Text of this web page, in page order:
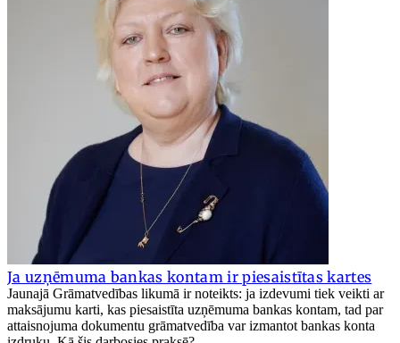
Ja uzņēmuma bankas kontam ir piesaistītas kartes
Jaunajā Grāmatvedības likumā ir noteikts: ja izdevumi tiek veikti ar
maksājumu karti, kas piesaistīta uzņēmuma bankas kontam, tad par
attaisnojuma dokumentu grāmatvedība var izmantot bankas konta